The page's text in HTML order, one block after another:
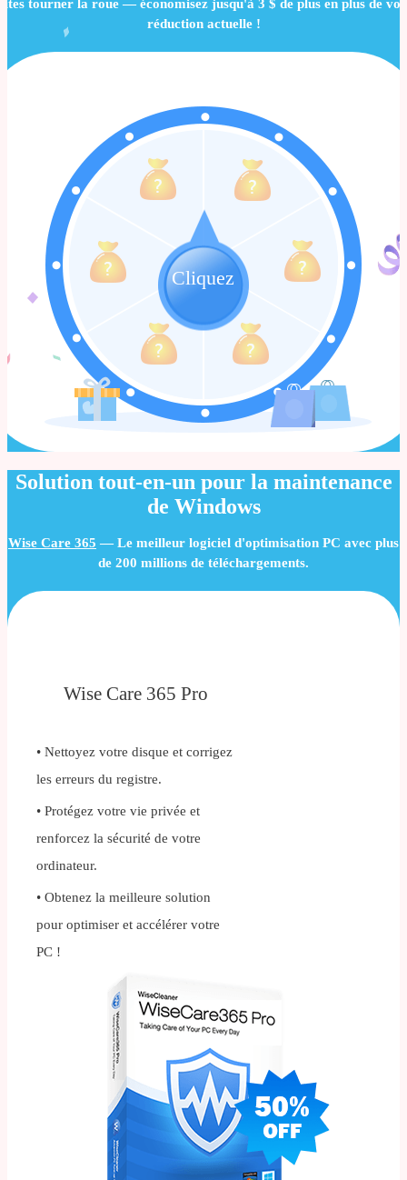
tourner la roue — économisez jusqu'à 3 $ de plus en plus de
réduction actuelle !
Cliquez
Solution tout‑en‑un pour la maintenance
de Windows
Wise Care 365 — Le meilleur logiciel d'optimisation PC avec plus
de 200 millions de téléchargements.
Wise Care 365 Pro
• Nettoyez votre disque et corrigez
les erreurs du registre.
• Protégez votre vie privée et
renforcez la sécurité de votre
ordinateur.
• Obtenez la meilleure solution
pour optimiser et accélérer votre
PC !